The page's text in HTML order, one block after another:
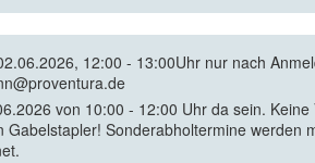
12:00 - 13:00Uhr nur nach
von 10:00 - 12:00 Uhr da sein. Keine
Gabelstapler! Sonderabholtermine werden